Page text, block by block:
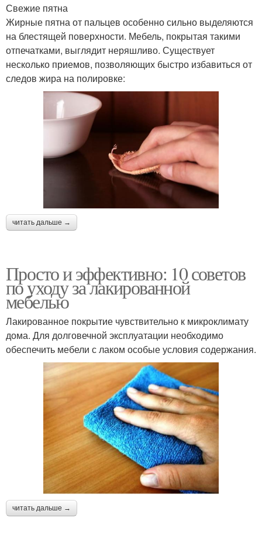
Свежие пятна
Жирные пятна от пальцев особенно сильно выделяются
на блестящей поверхности. Мебель, покрытая такими
отпечатками, выглядит неряшливо. Существует
несколько приемов, позволяющих быстро избавиться от
следов жира на полировке:
читать дальше →
Просто и эффективно: 10 советов
по уходу за лакированной
мебелью
Лакированное покрытие чувствительно к микроклимату
дома. Для долговечной эксплуатации необходимо
обеспечить мебели с лаком особые условия содержания.
читать дальше →